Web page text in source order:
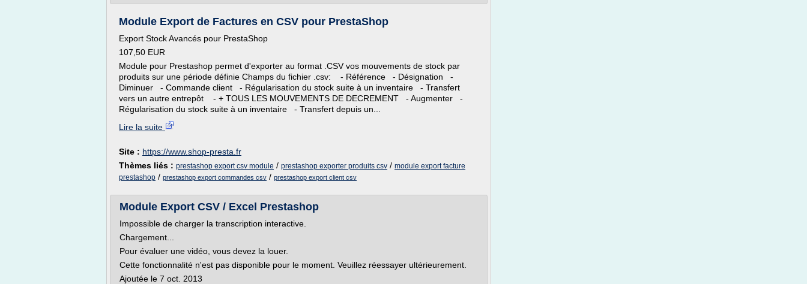
Module Export de Factures en CSV pour PrestaShop
Export Stock Avancés pour PrestaShop
107,50 EUR
Module pour Prestashop permet d'exporter au format .CSV vos mouvements de stock par
produits sur une période définie Champs du fichier .csv: - Référence - Désignation -
Diminuer - Commande client - Régularisation du stock suite à un inventaire - Transfert
vers un autre entrepôt - + TOUS LES MOUVEMENTS DE DECREMENT - Augmenter -
Régularisation du stock suite à un inventaire - Transfert depuis un...
Lire la suite
Site : https://www.shop-presta.fr
Thèmes liés : prestashop export csv module / prestashop exporter produits csv / module export facture
prestashop / prestashop export commandes csv / prestashop export client csv
Module Export CSV / Excel Prestashop
Impossible de charger la transcription interactive.
Chargement...
Pour évaluer une vidéo, vous devez la louer.
Cette fonctionnalité n'est pas disponible pour le moment. Veuillez réessayer ultérieurement.
Ajoutée le 7 oct. 2013